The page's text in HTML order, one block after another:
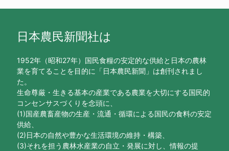
日本農民新聞社は
1952年（昭和27年）国民食糧の安定的な供給と日本の農林
業を育てることを目的に「日本農民新聞」は創刊されまし
た。
生命尊厳・生きる基本の産業である農業を大切にする国民的
コンセンサスづくりを念頭に、
(1)国産農畜産物の生産・流通・循環による国民の食料の安定
供給、
(2)日本の自然や豊かな生活環境の維持・構築、
(3)それを担う農林水産業の自立・発展に対し、情報の提